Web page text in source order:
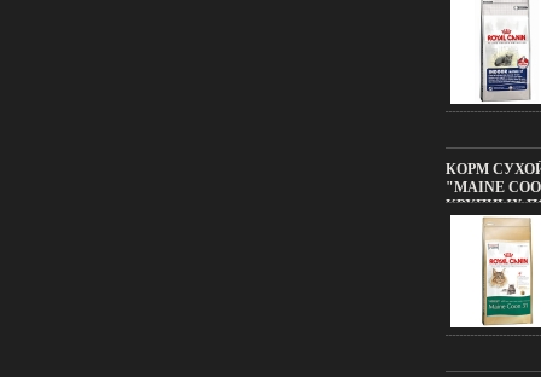
ДИЗАЙНЕ
11609F.
КОРМ СУХОЙ
"MAINE
КРУПНЫХ
КГ
В
11611F.